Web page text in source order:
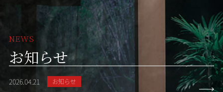
NEWS
お知らせ
2026.04.21 お知らせ